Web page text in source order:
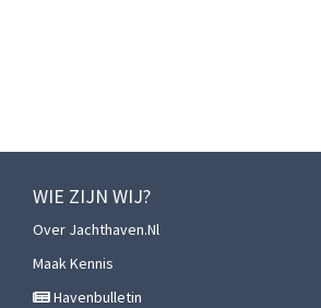
WIE ZIJN WIJ?
Over Jachthaven.nl
Maak Kennis
Havenbulletin